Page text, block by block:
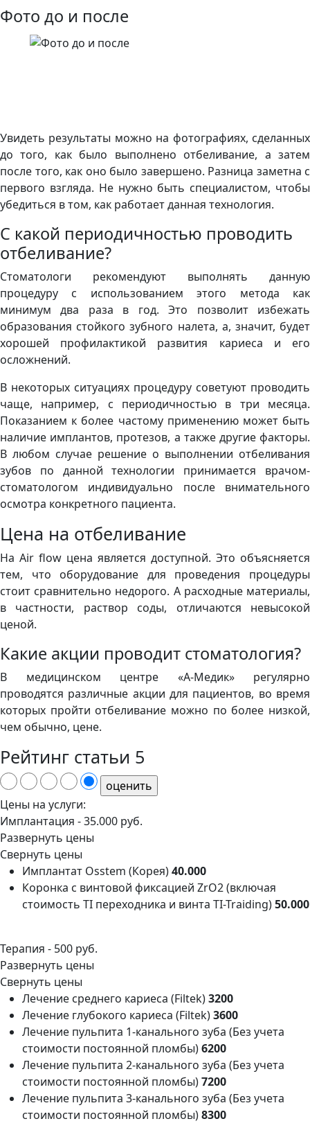
Фото до и после
Увидеть результаты можно на фотографиях, сделанных
до того, как было выполнено отбеливание, а затем
после того, как оно было завершено. Разница заметна с
первого взгляда. Не нужно быть специалистом, чтобы
убедиться в том, как работает данная технология.
С какой периодичностью проводить
отбеливание?
Стоматологи рекомендуют выполнять данную
процедуру с использованием этого метода как
минимум два раза в год. Это позволит избежать
образования стойкого зубного налета, а, значит, будет
хорошей профилактикой развития кариеса и его
осложнений.
В некоторых ситуациях процедуру советуют проводить
чаще, например, с периодичностью в три месяца.
Показанием к более частому применению может быть
наличие имплантов, протезов, а также другие факторы.
В любом случае решение о выполнении отбеливания
зубов по данной технологии принимается врачом-
стоматологом индивидуально после внимательного
осмотра конкретного пациента.
Цена на отбеливание
На Аir flow цена является доступной. Это объясняется
тем, что оборудование для проведения процедуры
стоит сравнительно недорого. А расходные материалы,
в частности, раствор соды, отличаются невысокой
ценой.
Какие акции проводит стоматология?
В медицинском центре «А-Медик» регулярно
проводятся различные акции для пациентов, во время
которых пройти отбеливание можно по более низкой,
чем обычно, цене.
Рейтинг статьи 5
Цены на услуги:
Имплантация -35.000 руб.
Развернуть цены
Свернуть цены
Имплантат Osstem (Корея)40.000
Коронка с винтовой фиксацией ZrO2 (включая
стоимость TI переходника и винта ТI-Traiding)50.000
Терапия - 500 руб.
Развернуть цены
Свернуть цены
Лечение среднего кариеса (Filtek)3200
Лечение глубокого кариеса (Filtek)3600
Лечение пульпита 1-канального зуба (Без учета
стоимости постоянной пломбы)6200
Лечение пульпита 2-канального зуба (Без учета
стоимости постоянной пломбы)7200
Лечение пульпита 3-канального зуба (Без учета
стоимости постоянной пломбы)8300